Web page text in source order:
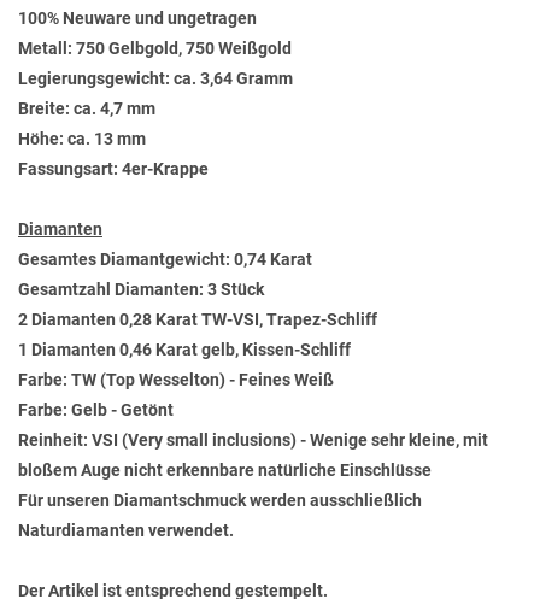
100% Neuware und ungetragen
Metall: 750 Gelbgold, 750 Weißgold
Legierungsgewicht: ca. 3,64 Gramm
Breite: ca. 4,7 mm
Höhe: ca. 13 mm
Fassungsart: 4er-Krappe
Diamanten
Gesamtes Diamantgewicht: 0,74 Karat
Gesamtzahl Diamanten: 3 Stück
2 Diamanten 0,28 Karat TW-VSI, Trapez-Schliff
1 Diamanten 0,46 Karat gelb, Kissen-Schliff
Farbe: TW (Top Wesselton) - Feines Weiß
Farbe: Gelb - Getönt
Reinheit: VSI (Very small inclusions) - Wenige sehr kleine, mit
bloßem Auge nicht erkennbare natürliche Einschlüsse
Für unseren Diamantschmuck werden ausschließlich
Naturdiamanten verwendet.
Der Artikel ist entsprechend gestempelt.